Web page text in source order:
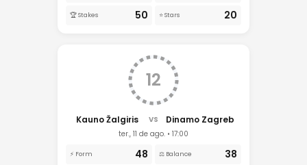
🏆 Stakes 50 ⭐ Stars 20
12
Kauno Žalgiris VS Dinamo Zagreb
ter., 11 de ago. • 17:00
⚡ Form 48 ⚖️ Balance 38